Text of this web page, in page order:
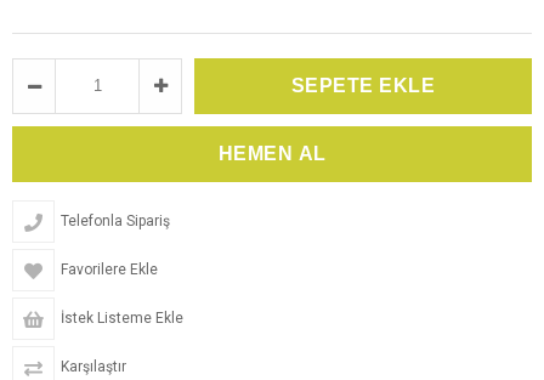
Telefonla Sipariş
Favorilere Ekle
İstek Listeme Ekle
Karşılaştır